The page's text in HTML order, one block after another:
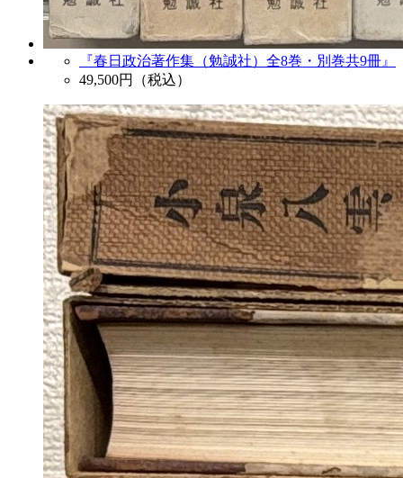
『春日政治著作集（勉誠社）全8巻・別巻共9冊』
49,500円（税込）